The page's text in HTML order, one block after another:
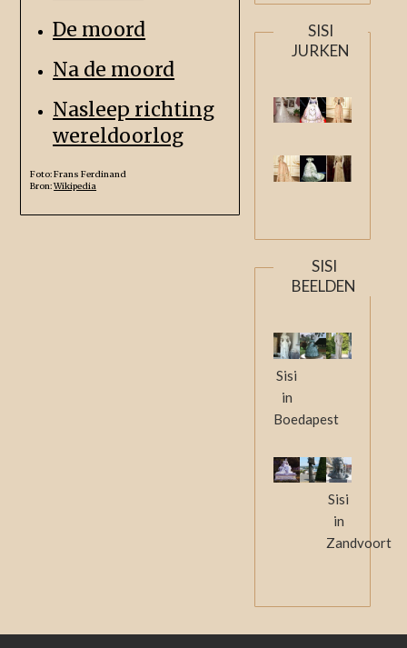
De moord
Na de moord
Nasleep richting
wereldoorlog
Foto: Frans Ferdinand
Bron:Wikipedia
SISI
JURKEN
SISI
BEELDEN
Sisi
in
Boedapest
Sisi
in
Zandvoort